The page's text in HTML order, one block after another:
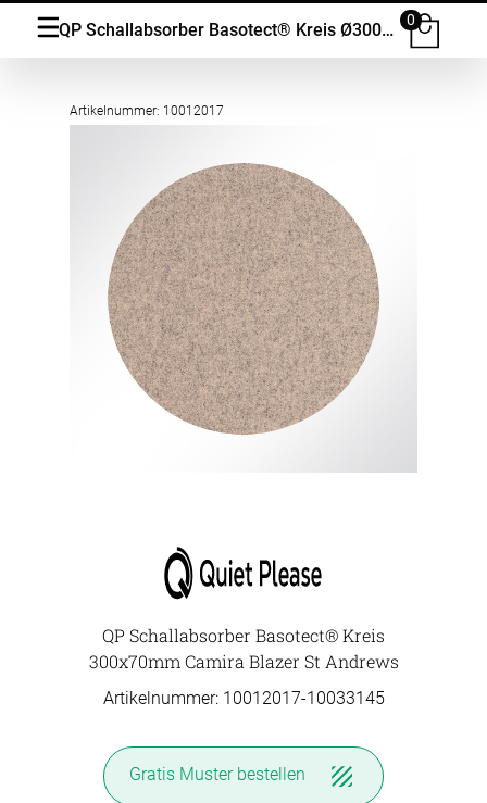
QP Schallabsorber Basotect® Kreis Ø300mm / Ø600mm farbiger Stoff Camira Blazer Light
0
Artikelnummer: 10012017
QP Schallabsorber Basotect® Kreis
300x70mm Camira Blazer St Andrews
Artikelnummer: 10012017-10033145
Gratis Muster bestellen